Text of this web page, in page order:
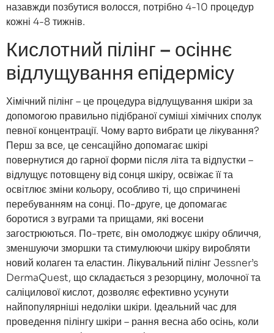
назавжди позбутися волосся, потрібно 4-10 процедур
кожні 4-8 тижнів.
Кислотний пілінг – осіннє
відлущування епідермісу
Хімічний пілінг – це процедура відлущування шкіри за
допомогою правильно підібраної суміші хімічних сполук
певної концентрації. Чому варто вибрати це лікування?
Перш за все, це сенсаційно допомагає шкірі
повернутися до гарної форми після літа та відпустки –
відлущує потовщену від сонця шкіру, освіжає її та
освітлює зміни кольору, особливо ті, що спричинені
перебуванням на сонці. По-друге, це допомагає
боротися з вуграми та прищами, які восени
загострюються. По-третє, він омолоджує шкіру обличчя,
зменшуючи зморшки та стимулюючи шкіру виробляти
новий колаген та еластин. Лікувальний пілінг Jessner’s
DermaQuest, що складається з резорцину, молочної та
саліцилової кислот, дозволяє ефективно усунути
найпопулярніші недоліки шкіри. Ідеальний час для
проведення пілінгу шкіри – рання весна або осінь, коли